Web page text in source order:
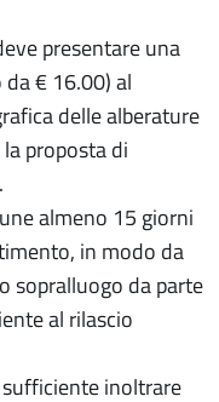
presentare una
€ 16.00) al
delle alberature
proposta di
almeno 15 giorni
in modo da
sopralluogo da parte
al rilascio
sufficiente inoltrare